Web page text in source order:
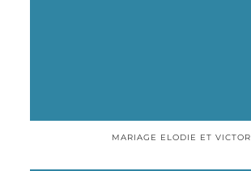
MARIAGE ELODIE ET VICTOR